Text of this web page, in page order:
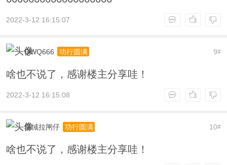
2022-3-12 16:15:07
9#
QWQ666 功行圆满
啥也不说了，感谢楼主分享哇！
2022-3-12 16:15:08
10#
星域拉闸仔 功行圆满
啥也不说了，感谢楼主分享哇！